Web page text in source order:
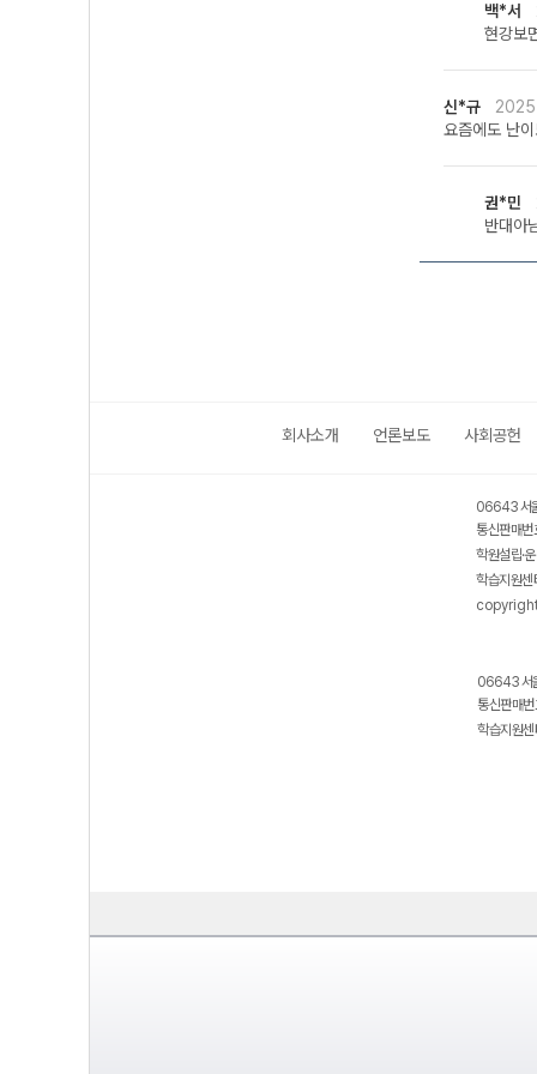
백*서
현강보
신*규
요즘에도 난
권*민
반대아
회사소개 언론보도 사회공헌
06643 서
통신판매
학원설립·
학습지원
06643 서
통신판매
학습지원